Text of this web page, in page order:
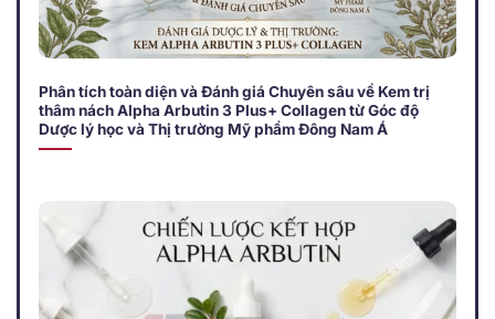
Phân tích toàn diện và Đánh giá Chuyên sâu về Kem trị
thâm nách Alpha Arbutin 3 Plus+ Collagen từ Góc độ
Dược lý học và Thị trường Mỹ phẩm Đông Nam Á